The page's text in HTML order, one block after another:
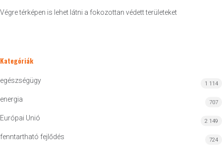
Végre térképen is lehet látni a fokozottan védett területeket
Kategóriák
egészségügy 1 114
energia 707
Európai Unió 2 149
fenntartható fejlődés 724